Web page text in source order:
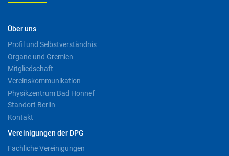
Über uns
Profil und Selbstverständnis
Organe und Gremien
Mitgliedschaft
Vereinskommunikation
Physikzentrum Bad Honnef
Standort Berlin
Kontakt
Vereinigungen der DPG
Fachliche Vereinigungen